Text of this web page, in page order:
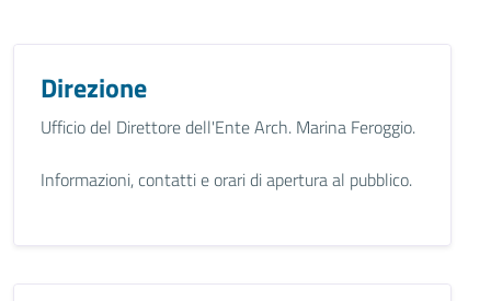
Direzione
Ufficio del Direttore dell'Ente Arch. Marina Feroggio.
Informazioni, contatti e orari di apertura al pubblico.